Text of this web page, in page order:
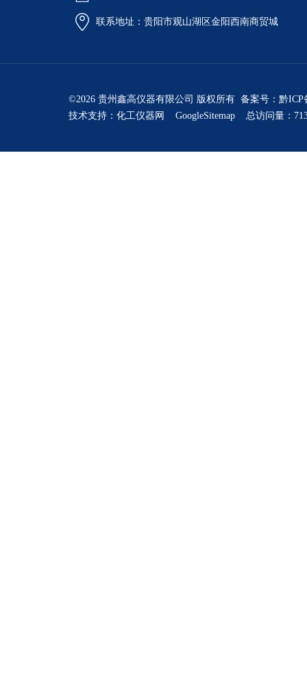
联系地址：贵阳市观山湖区金阳西南商贸城
©2026 贵州鑫高仪器有限公司 版权所有 备案号： 黔ICP
技术支持： 化工仪器网 GoogleSitemap 总访问量：